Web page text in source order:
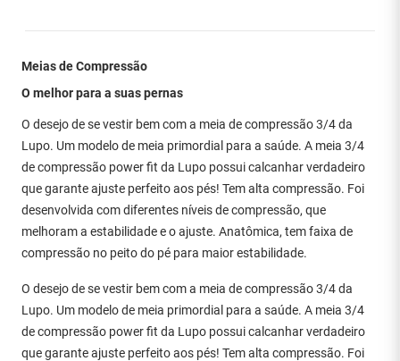
Meias de Compressão
O melhor para a suas pernas
O desejo de se vestir bem com a meia de compressão 3/4 da
Lupo. Um modelo de meia primordial para a saúde. A meia 3/4
de compressão power fit da Lupo possui calcanhar verdadeiro
que garante ajuste perfeito aos pés! Tem alta compressão. Foi
desenvolvida com diferentes níveis de compressão, que
melhoram a estabilidade e o ajuste. Anatômica, tem faixa de
compressão no peito do pé para maior estabilidade.
O desejo de se vestir bem com a meia de compressão 3/4 da
Lupo. Um modelo de meia primordial para a saúde. A meia 3/4
de compressão power fit da Lupo possui calcanhar verdadeiro
que garante ajuste perfeito aos pés! Tem alta compressão. Foi